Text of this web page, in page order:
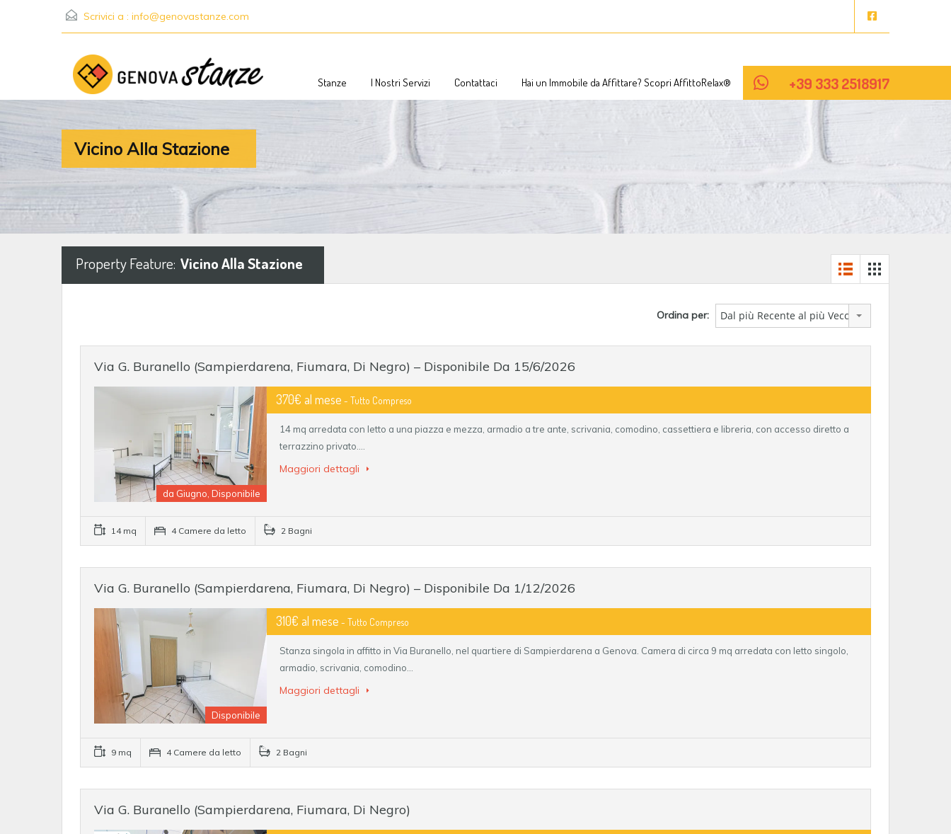
Stanze I Nostri Servizi Contattaci Hai un Immobile da Affittare? Scopri AffittoRelax®
Scrivici a : info@genovastanze.com
+39 333 2518917
Stanze I Nostri Servizi Contattaci Hai un Immobile da Affittare? Scopri AffittoRelax®
Vicino Alla Stazione
Property Feature: Vicino Alla Stazione
Ordina per: Dal più Recente al più Vecchio
Via G. Buranello (Sampierdarena, Fiumara, Di Negro) – Disponibile Da 15/6/2026
da Giugno, Disponibile
370€ al mese - Tutto Compreso
14 mq arredata con letto a una piazza e mezza, armadio a tre ante, scrivania, comodino, cassettiera e libreria, con accesso diretto a
terrazzino privato.…
Maggiori dettagli
14 mq 4 Camere da letto 2 Bagni
Via G. Buranello (Sampierdarena, Fiumara, Di Negro) – Disponibile Da 1/12/2026
Disponibile
310€ al mese - Tutto Compreso
Stanza singola in affitto in Via Buranello, nel quartiere di Sampierdarena a Genova. Camera di circa 9 mq arredata con letto singolo,
armadio, scrivania, comodino…
Maggiori dettagli
9 mq 4 Camere da letto 2 Bagni
Via G. Buranello (Sampierdarena, Fiumara, Di Negro)